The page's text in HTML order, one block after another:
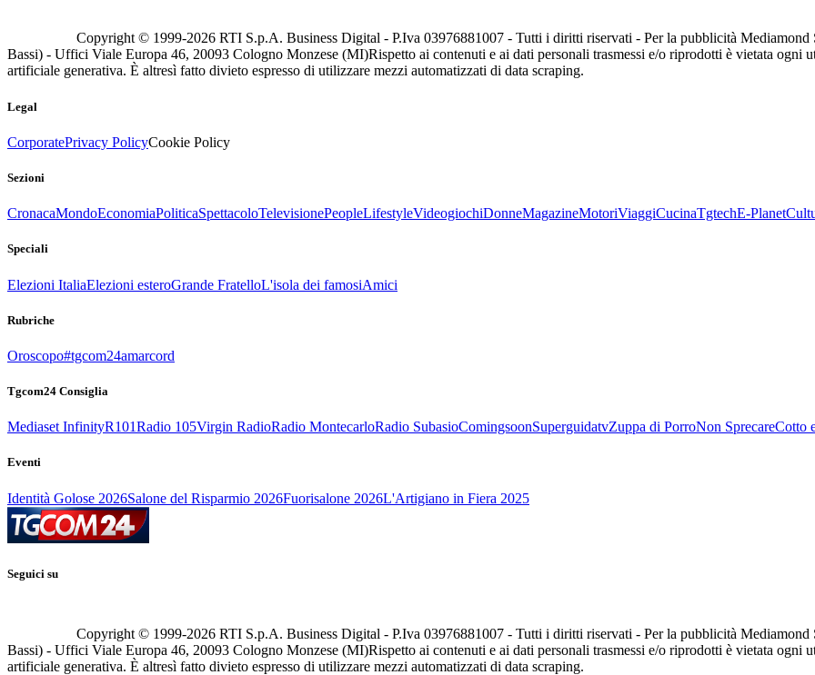
Copyright © 1999-2026 RTI S.p.A. Business Digital - P.Iva 03976881007 - Tutti i diritti riservati - Per la pubblicità
Bassi) - Uffici Viale Europa 46, 20093 Cologno Monzese (MI)Rispetto ai contenuti e ai dati personali trasmessi e/o riprodotti è vietata ogni
artificiale generativa. È altresì fatto divieto espresso di utilizzare mezzi automatizzati di data scraping.
Legal
CorporatePrivacy PolicyCookie Policy
Sezioni
CronacaMondoEconomiaPoliticaSpettacoloTelevisionePeopleLifestyleVideogiochiDonneMagazineMotoriViaggiCucinaTgtechE-Planet
Speciali
Elezioni ItaliaElezioni esteroGrande FratelloL'isola dei famosiAmici
Rubriche
Oroscopo#tgcom24amarcord
Tgcom24 Consiglia
Mediaset InfinityR101Radio 105Virgin RadioRadio MontecarloRadio SubasioComingsoonSuperguidatvZuppa di PorroNon SprecareCotto
Eventi
Identità Golose 2026Salone del Risparmio 2026Fuorisalone 2026L'Artigiano in Fiera 2025
Seguici su
Copyright © 1999-2026 RTI S.p.A. Business Digital - P.Iva 03976881007 - Tutti i diritti riservati - Per la pubblicità
Bassi) - Uffici Viale Europa 46, 20093 Cologno Monzese (MI)Rispetto ai contenuti e ai dati personali trasmessi e/o riprodotti è vietata ogni
artificiale generativa. È altresì fatto divieto espresso di utilizzare mezzi automatizzati di data scraping.